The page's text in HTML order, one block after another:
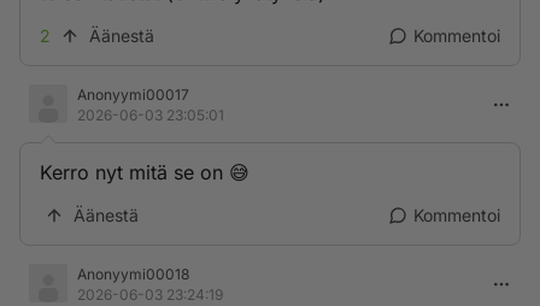
2 Äänestä Kommentoi
Anonyymi00017
2026-06-03 23:05:01
Kerro nyt mitä se on 😅
Äänestä Kommentoi
Anonyymi00018
2026-06-03 23:24:19